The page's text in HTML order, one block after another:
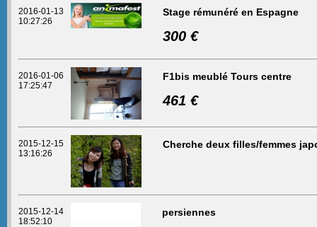
2016-01-13
10:27:26
Stage rémunéré en Espagne
300 €
2016-01-06
17:25:47
F1bis meublé Tours centre
461 €
2015-12-15
13:16:26
Cherche deux filles/femmes
2015-12-14
18:52:10
persiennes